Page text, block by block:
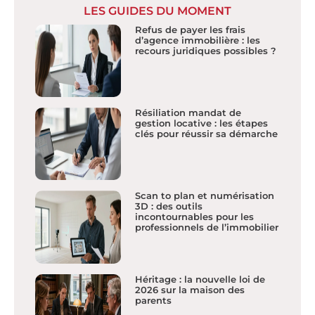
LES GUIDES DU MOMENT
Refus de payer les frais
d’agence immobilière : les
recours juridiques possibles ?
Résiliation mandat de
gestion locative : les étapes
clés pour réussir sa démarche
Scan to plan et numérisation
3D : des outils
incontournables pour les
professionnels de l’immobilier
Héritage : la nouvelle loi de
2026 sur la maison des
parents